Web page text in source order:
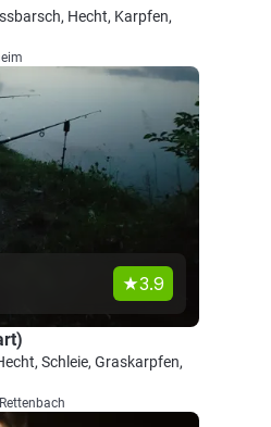
Hecht, Karpfen,
3.9
Schleie, Graskarpfen,